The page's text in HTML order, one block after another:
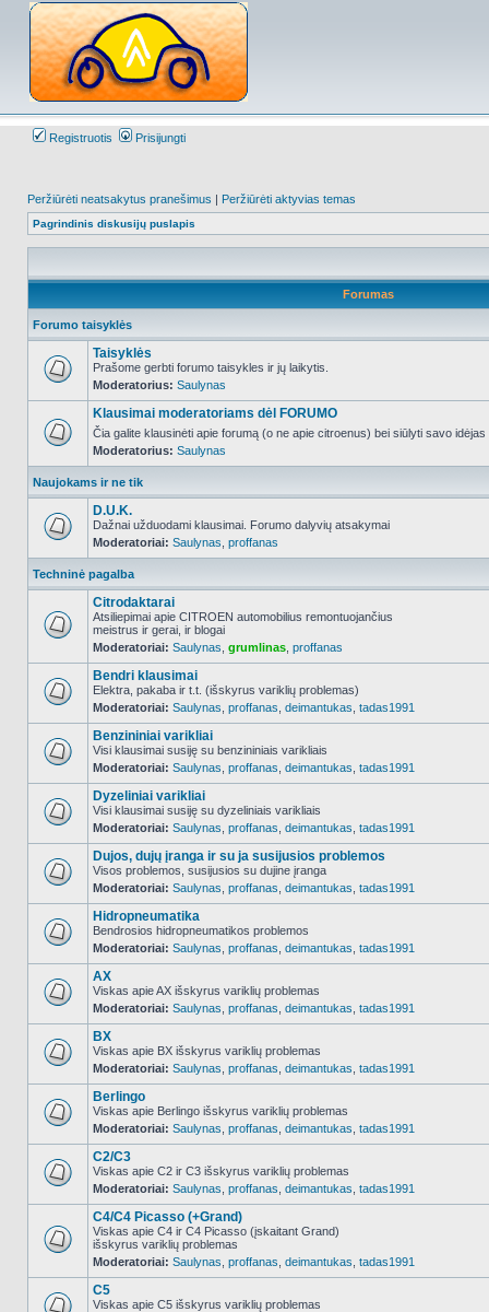
Registruotis Prisijungti
Peržiūrėti neatsakytus pranešimus | Peržiūrėti aktyvias temas
Pagrindinis diskusijų puslapis
Forumas
Forumo taisyklės
NO_UNREAD_POSTS
Taisyklės
Prašome gerbti forumo taisykles ir jų laikytis.
Moderatorius: Saulynas
NO_UNREAD_POSTS
Klausimai moderatoriams dėl FORUMO
Čia galite klausinėti apie forumą (o ne apie citroenus) bei siūlyti savo
Moderatorius: Saulynas
Naujokams ir ne tik
NO_UNREAD_POSTS
D.U.K.
Dažnai užduodami klausimai. Forumo dalyvių atsakymai
Moderatoriai: Saulynas proffanas
Techninė pagalba
NO_UNREAD_POSTS
Citrodaktarai
Atsiliepimai apie CITROEN automobilius remontuojančius
meistrus ir gerai, ir blogai
Moderatoriai: Saulynas grumlinas proffanas
NO_UNREAD_POSTS
Bendri klausimai
Elektra, pakaba ir t.t. (išskyrus variklių problemas)
Moderatoriai: Saulynas proffanas deimantukas tadas1991
NO_UNREAD_POSTS
Benzininiai varikliai
Visi klausimai susiję su benzininiais varikliais
Moderatoriai: Saulynas proffanas deimantukas tadas1991
NO_UNREAD_POSTS
Dyzeliniai varikliai
Visi klausimai susiję su dyzeliniais varikliais
Moderatoriai: Saulynas proffanas deimantukas tadas1991
NO_UNREAD_POSTS
Dujos, dujų įranga ir su ja susijusios problemos
Visos problemos, susijusios su dujine įranga
Moderatoriai: Saulynas proffanas deimantukas tadas1991
NO_UNREAD_POSTS
Hidropneumatika
Bendrosios hidropneumatikos problemos
Moderatoriai: Saulynas proffanas deimantukas tadas1991
NO_UNREAD_POSTS
AX
Viskas apie AX išskyrus variklių problemas
Moderatoriai: Saulynas proffanas deimantukas tadas1991
NO_UNREAD_POSTS
BX
Viskas apie BX išskyrus variklių problemas
Moderatoriai: Saulynas proffanas deimantukas tadas1991
NO_UNREAD_POSTS
Berlingo
Viskas apie Berlingo išskyrus variklių problemas
Moderatoriai: Saulynas proffanas deimantukas tadas1991
NO_UNREAD_POSTS
C2/C3
Viskas apie C2 ir C3 išskyrus variklių problemas
Moderatoriai: Saulynas proffanas deimantukas tadas1991
NO_UNREAD_POSTS
C4/C4 Picasso (+Grand)
Viskas apie C4 ir C4 Picasso (įskaitant Grand)
išskyrus variklių problemas
Moderatoriai: Saulynas proffanas deimantukas tadas1991
C5
Viskas apie C5 išskyrus variklių problemas